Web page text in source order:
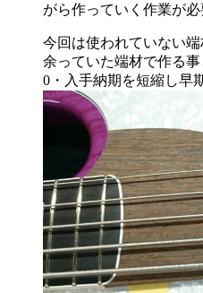
がら作っていく作業が必
今回は使われていない端
余っていた端材で作る
0・入手納期を短縮し早